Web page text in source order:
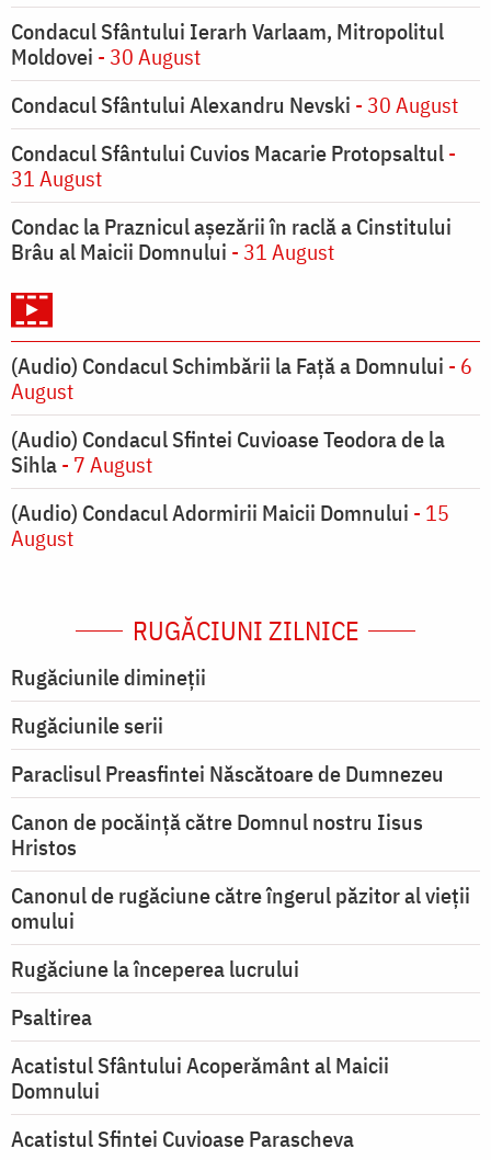
Condacul Sfântului Ierarh Varlaam, Mitropolitul
Moldovei - 30 August
Condacul Sfântului Alexandru Nevski - 30 August
Condacul Sfântului Cuvios Macarie Protopsaltul-
31 August
Condac la Praznicul aşezării în raclă a Cinstitului
Brâu al Maicii Domnului - 31 August
(Audio) Condacul Schimbării la Față a Domnului - 6
August
(Audio) Condacul Sfintei Cuvioase Teodora de la
Sihla- 7 August
(Audio) Condacul Adormirii Maicii Domnului - 15
August
RUGĂCIUNI ZILNICE
Rugăciunile dimineții
Rugăciunile serii
Paraclisul Preasfintei Născătoare de Dumnezeu
Canon de pocăință către Domnul nostru Iisus
Hristos
Canonul de rugăciune către îngerul păzitor al vieții
omului
Rugăciune la începerea lucrului
Psaltirea
Acatistul Sfântului Acoperământ al Maicii
Domnului
Acatistul Sfintei Cuvioase Parascheva